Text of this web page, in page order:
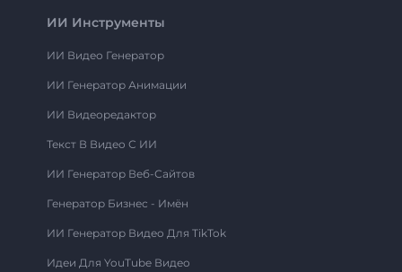
ИИ Инструменты
ИИ Видео Генератор
ИИ Генератор Анимации
ИИ Видеоредактор
Текст В Видео С ИИ
ИИ Генератор Веб-Сайтов
Генератор Бизнес - Имён
ИИ Генератор Видео Для TikTok
Идеи Для YouTube Видео